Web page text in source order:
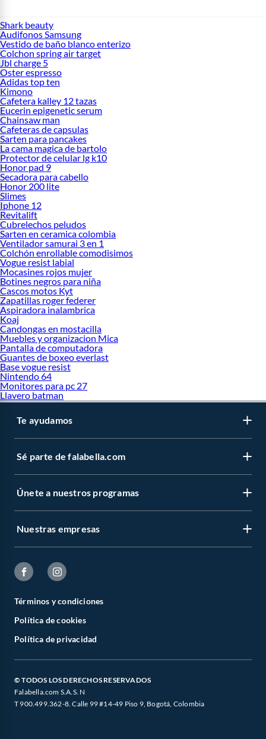
Shark beauty
Audifonos Samsung
Vestido de baño blanco enterizo
Colchon spring air target
Jbl charge 5
Oster espresso
Adidas top ten
Kimono
Cafetera kalley 12 tazas
Eucerin epigenetic serum
Chainsaw man
Cafeteras de capsulas
Sarten para pancakes
La cama magica de bartolo
Protector de celular lg k10
Honor pad 9
Secadora para cabello
Honor 200 lite
Slimes
Iphone 12
Revitalift
Cubrelechos peludos
Sarten en ceramica colombia
Ventilador samurai 3 en 1
Colchón enrollable comodisimos
Vogue resist labial
Mocasines rojos mujer
Botines negros para niña
Cascos motos Kyt
Zapatillas roger federer
Aspiradora inalambrica
Koaj
Candongas en mostacilla
Muebles y organizacion Mica
Pantalla de computadora
Guantes de boxeo everlast
Base vogue resist
Nintendo 64
Monitores para pc 27
Llavero batman
Te ayudamos
Sé parte de falabella.com
Únete a nuestros programas
Nuestras empresas
Términos y condiciones
Política de cookies
Política de privacidad
© TODOS LOS DERECHOS RESERVADOS
Falabella.com S.A.S. N
T 900.499.362-8. Calle 99 #14-49 Piso 9, Bogotá, Colombia